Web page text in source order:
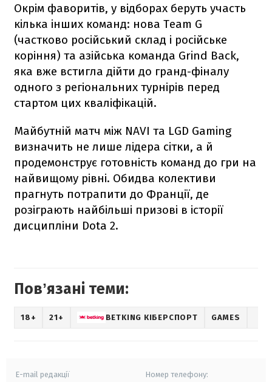
Окрім фаворитів, у відборах беруть участь
кілька інших команд: нова Team G
(частково російський склад і російське
коріння) та азійська команда Grind Back,
яка вже встигла дійти до гранд-фіналу
одного з регіональних турнірів перед
стартом цих кваліфікацій.
Майбутній матч між NAVI та LGD Gaming
визначить не лише лідера сітки, а й
продемонструє готовність команд до гри на
найвищому рівні. Обидва колективи
прагнуть потрапити до Франції, де
розіграють найбільші призові в історії
дисципліни Dota 2.
Повʼязані теми:
18+ 21+ BETKING КІБЕРСПОРТ GAMES
E-mail редакції Номер телефону: